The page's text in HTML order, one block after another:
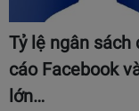
Tỷ lệ ngân sách
cáo Facebook
lớn…